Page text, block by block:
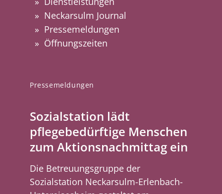
Pressemeldungen
Sozialstation lädt
pflegebedürftige Menschen
zum Aktionsnachmittag ein
Die Betreuungsgruppe der
Sozialstation Neckarsulm-Erlenbach-
Neckarsulm Journal
Pressemeldungen
Öffnungszeiten